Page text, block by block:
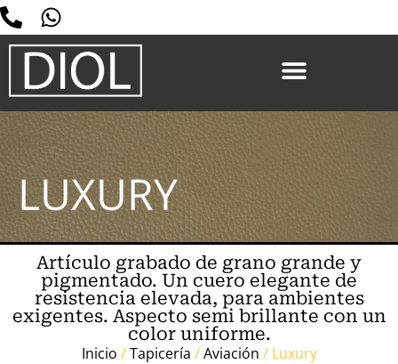
LUXURY
Artículo grabado de grano grande y
pigmentado. Un cuero elegante de
resistencia elevada, para ambientes
exigentes. Aspecto semi brillante con un
color uniforme.
Inicio /Tapicería /Aviación / Luxury